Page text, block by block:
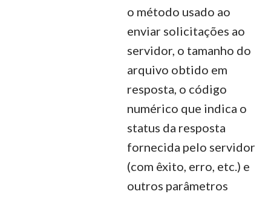
o método usado ao
enviar solicitações ao
servidor, o tamanho do
arquivo obtido em
resposta, o código
numérico que indica o
status da resposta
fornecida pelo servidor
(com êxito, erro, etc.) e
outros parâmetros